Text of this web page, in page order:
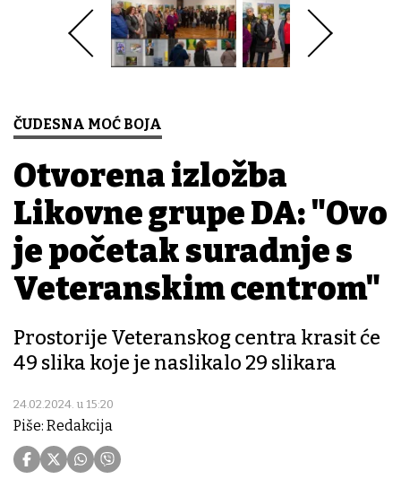
ČUDESNA MOĆ BOJA
Otvorena izložba
Likovne grupe DA: "Ovo
je početak suradnje s
Veteranskim centrom"
Prostorije Veteranskog centra krasit će
49 slika koje je naslikalo 29 slikara
24.02.2024. u 15:20
Piše: Redakcija